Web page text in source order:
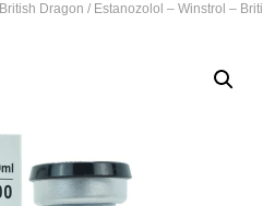
British Dragon / Estanozolol – Winstrol –